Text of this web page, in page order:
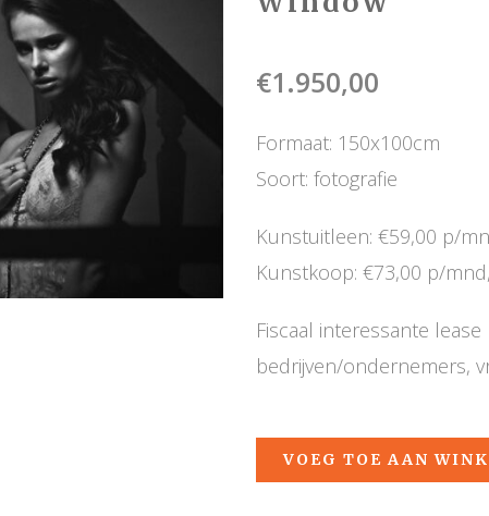
€1.950,00
Formaat: 150x100cm
Soort: fotografie
Kunstuitleen: €59,00 p/
Kunstkoop: €73,00 p/
Fiscaal interessante
bedrijven/ondernemers,
VOEG TOE AAN